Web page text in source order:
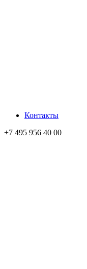
Контакты
+7 495 956 40 00